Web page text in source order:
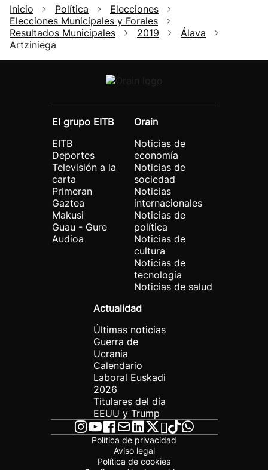
Inicio Política
Elecciones
Elecciones Municipales y Forales
Resultados Municipales
2019
Álava
Artziniega
El grupo EITB
EITB
Deportes
Televisión a la
carta
Primeran
Gaztea
Makusi
Guau - Gure
Audioa
Orain
Noticias de
economía
Noticias de
sociedad
Noticias
internacionales
Noticias de
política
Noticias de
cultura
Noticias de
tecnología
Noticias de salud
Actualidad
Últimas noticias
Guerra de
Ucrania
Calendario
Laboral Euskadi
2026
Titulares del día
EEUU y Trump
Política de privacidad
Aviso legal
Política de cookies